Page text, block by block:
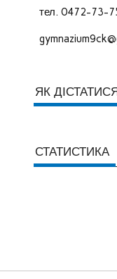
тел. 0472-73-
ЯК
СТАТИСТИКА